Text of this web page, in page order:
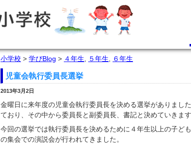
小学校 > 学びBlog > ４年生 ５年生 ６年生
児童会執行委員長選挙
2013年3月2日
金曜日に来年度の児童会執行委員長を決める選挙がありまし
ており、その中から委員長と副委員長、書記と決めていきます
今回の選挙では執行委員長を決めるために４年生以上の子ど
の集会での演説会が行われてきました。